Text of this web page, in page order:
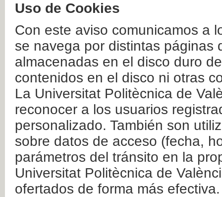
Uso de Cookies
Con este aviso comunicamos a
se navega por distintas páginas
almacenadas en el disco duro
contenidos en el disco ni otras
La Universitat Politècnica de
reconocer a los usuarios
personalizado. También son
sobre datos de acceso (fecha,
parámetros del tránsito en la
Universitat Politècnica de
ofertados de forma más efectiva.